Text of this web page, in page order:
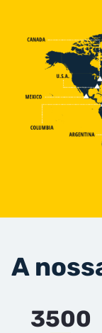
A
3500